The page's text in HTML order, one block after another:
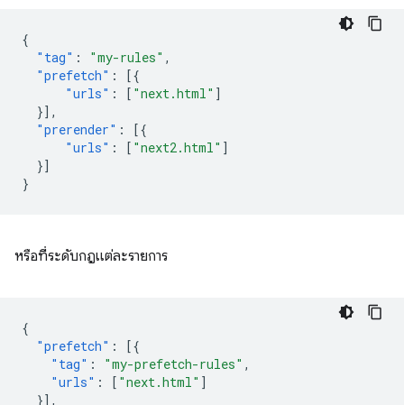
{
"tag" : "my-rules" ,
"prefetch" :
[{
"urls" : [ "next.html" ]
}],
"prerender" :
[{
"urls" : [ "next2.html" ]
}]
}
หรือที่ระดับกฎแต่ละรายการ
{
"prefetch" :
[{
"tag" : "my-prefetch-rules" ,
"urls" : [ "next.html" ]
}],